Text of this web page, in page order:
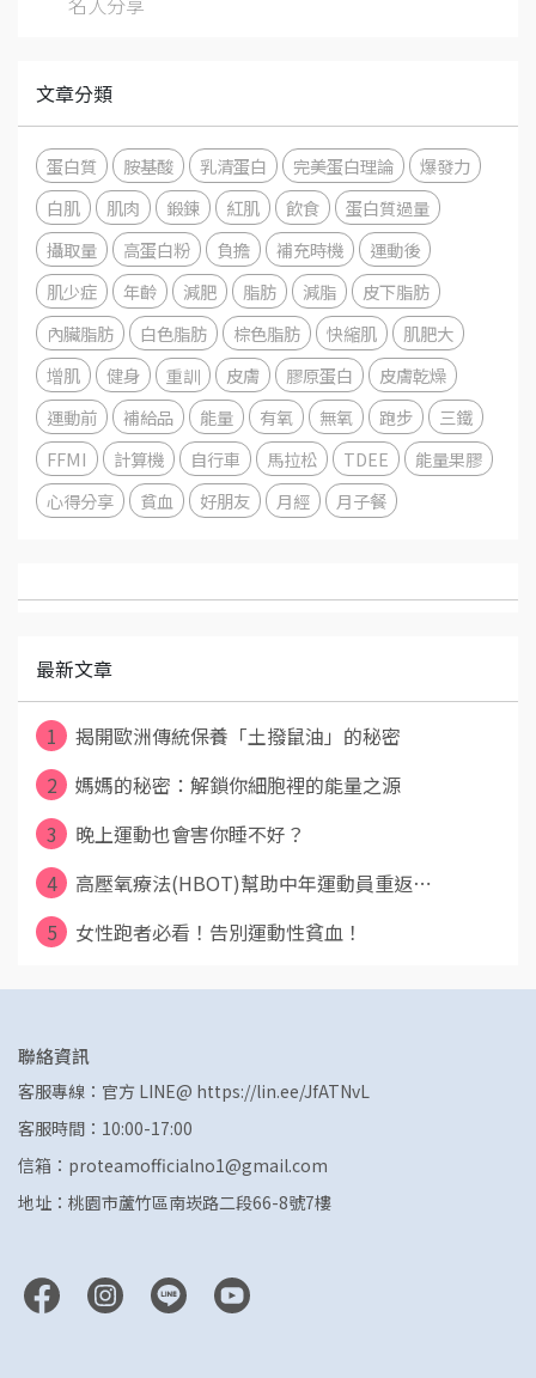
文章分類
蛋白質 胺基酸 乳清蛋白 完美蛋白理論
爆發力
白肌
肌肉 鍛鍊 紅肌 飲食
蛋白質過量
攝取量
高蛋白粉 負擔 補充時機
運動後
肌少症
年齡 減肥 脂肪 減脂
皮下脂肪
內臟脂肪
白色脂肪 棕色脂肪 快縮肌
肌肥大
增肌
健身 重訓 皮膚 膠原蛋白
皮膚乾燥
運動前
補給品 能量 有氧 無氧 跑步
三鐵
FFMI
計算機 自行車 馬拉松 TDEE
能量果膠
心得分享
貧血 好朋友 月經 月子餐
最新文章
1
揭開歐洲傳統保養「土撥鼠油」的秘密
2
媽媽的秘密：解鎖你細胞裡的能量之源
3
晚上運動也會害你睡不好？
4
高壓氧療法(HBOT)幫助中年運動員重返⋯
5
女性跑者必看！告別運動性貧血！
聯絡資訊
客服專線：官方 LINE@ https://lin.ee/JfATNvL
客服時間：10:00-17:00
信箱：proteamofficialno1@gmail.com
地址：桃園市蘆竹區南崁路二段66-8號7樓